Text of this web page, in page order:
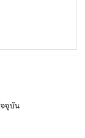
จุบัน